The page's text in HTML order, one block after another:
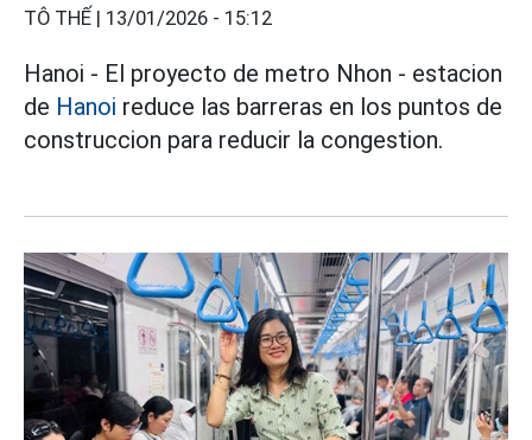
TÔ THẾ | 13/01/2026 - 15:12
Hanoi - El proyecto de metro Nhon - estacion
de Hanoi reduce las barreras en los puntos de
construccion para reducir la congestion.